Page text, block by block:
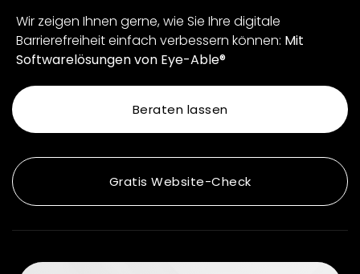
Wir zeigen Ihnen gerne, wie Sie Ihre digitale
Barrierefreiheit einfach verbessern können: Mit
Softwarelösungen von Eye-Able®
Beraten lassen
Gratis Website-Check